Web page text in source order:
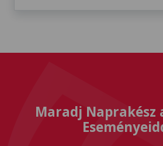
Maradj Naprakész